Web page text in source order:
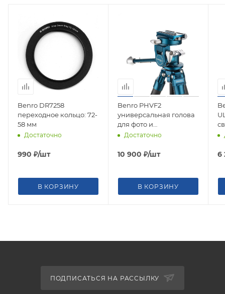
Benro DR7258
переходное кольцо: 72-
58 мм
Достаточно
990 ₽/шт
В КОРЗИНУ
Benro PHVF2
универсальная голова
для фото и
видеосъемки/ Arca
Достаточно
10 900 ₽/шт
В КОРЗИНУ
6
ПОДПИСАТЬСЯ НА РАССЫЛКУ